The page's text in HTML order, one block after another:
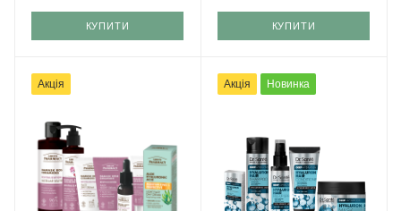
КУПИТИ КУПИТИ
Акція Акція Новинка